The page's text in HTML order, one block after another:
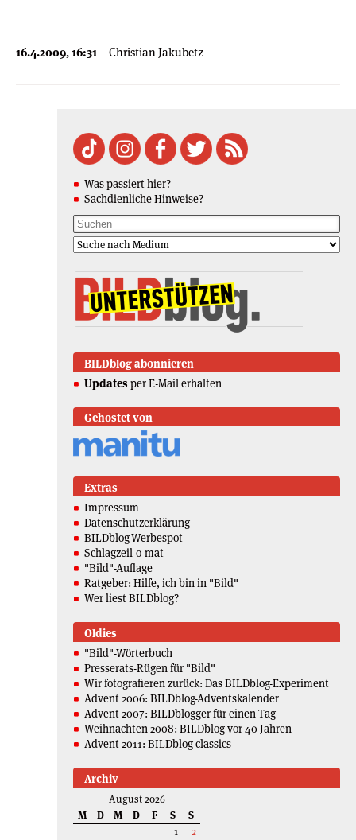
16.4.2009, 16:31 Christian Jakubetz
Was passiert hier?
Sachdienliche Hinweise?
BILDblog abonnieren
Updates per E-Mail erhalten
Gehostet von
Extras
Impressum
Datenschutzerklärung
BILDblog-Werbespot
Schlagzeil-o-mat
"Bild"-Auflage
Ratgeber: Hilfe, ich bin in "Bild"
Wer liest BILDblog?
Oldies
"Bild"-Wörterbuch
Presserats-Rügen für "Bild"
Wir fotografieren zurück: Das BILDblog-Experiment
Advent 2006: BILDblog-Adventskalender
Advent 2007: BILDblogger für einen Tag
Weihnachten 2008: BILDblog vor 40 Jahren
Advent 2011: BILDblog classics
Archiv
August 2026
M
D M D F S
S
1
2